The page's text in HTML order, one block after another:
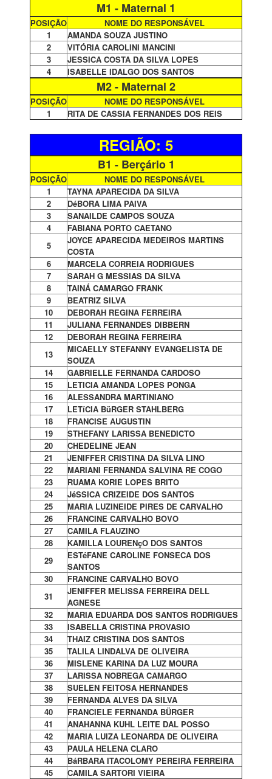
M1 - Maternal 1
POSIÇÃO
NOME DO RESPONSÁVEL
1
AMANDA SOUZA JUSTINO
2
VITÓRIA CAROLINI MANCINI
3
JESSICA COSTA DA SILVA LOPES
4
ISABELLE IDALGO DOS SANTOS
M2 - Maternal 2
POSIÇÃO
NOME DO RESPONSÁVEL
1
RITA DE CASSIA FERNANDES DOS REIS
REGIÃO: 5
B1 - Berçário 1
POSIÇÃO
NOME DO RESPONSÁVEL
1
TAYNA APARECIDA DA SILVA
2
DéBORA LIMA PAIVA
3
SANAILDE CAMPOS SOUZA
4
FABIANA PORTO CAETANO
5
JOYCE APARECIDA MEDEIROS MARTINS
COSTA
6
MARCELA CORREIA RODRIGUES
7
SARAH G MESSIAS DA SILVA
8
TAINÁ CAMARGO FRANK
9
BEATRIZ SILVA
10
DEBORAH REGINA FERREIRA
11
JULIANA FERNANDES DIBBERN
12
DEBORAH REGINA FERREIRA
13
MICAELLY STEFANNY EVANGELISTA DE
SOUZA
14
GABRIELLE FERNANDA CARDOSO
15
LETICIA AMANDA LOPES PONGA
16
ALESSANDRA MARTINIANO
17
LETíCIA BüRGER STAHLBERG
18
FRANCISE AUGUSTIN
19
STHEFANY LARISSA BENEDICTO
20
CHEDELINE JEAN
21
JENIFFER CRISTINA DA SILVA LINO
22
MARIANI FERNANDA SALVINA RE COGO
23
RUAMA KORIE LOPES BRITO
24
JéSSICA CRIZEIDE DOS SANTOS
25
MARIA LUZINEIDE PIRES DE CARVALHO
26
FRANCINE CARVALHO BOVO
27
CAMILA FLAUZINO
28
KAMILLA LOURENçO DOS SANTOS
29
ESTéFANE CAROLINE FONSECA DOS
SANTOS
30
FRANCINE CARVALHO BOVO
31
JENIFFER MELISSA FERREIRA DELL
AGNESE
32
MARIA EDUARDA DOS SANTOS RODRIGUES
33
ISABELLA CRISTINA PROVASIO
34
THAIZ CRISTINA DOS SANTOS
35
TALILA LINDALVA DE OLIVEIRA
36
MISLENE KARINA DA LUZ MOURA
37
LARISSA NOBREGA CAMARGO
38
SUELEN FEITOSA HERNANDES
39
FERNANDA ALVES DA SILVA
40
FRANCIELE FERNANDA BÜRGER
41
ANAHANNA KUHL LEITE DAL POSSO
42
MARIA LUIZA LEONARDA DE OLIVEIRA
43
PAULA HELENA CLARO
44
BáRBARA ITACOLOMY PEREIRA FERREIRA
45
CAMILA SARTORI VIEIRA